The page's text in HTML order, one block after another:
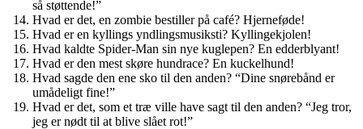
så støttende!”
Hvad er det, en zombie bestiller på café? Hjerneføde!
Hvad er en kyllings yndlingsmusiksti? Kyllingekjolen!
Hvad kaldte Spider-Man sin nye kuglepen? En edderblyant!
Hvad er den mest skøre hundrace? En kuckelhund!
Hvad sagde den ene sko til den anden? “Dine snørebånd er
umådeligt fine!”
Hvad er det, som et træ ville have sagt til den anden? “Jeg tror,
jeg er nødt til at blive slået rot!”